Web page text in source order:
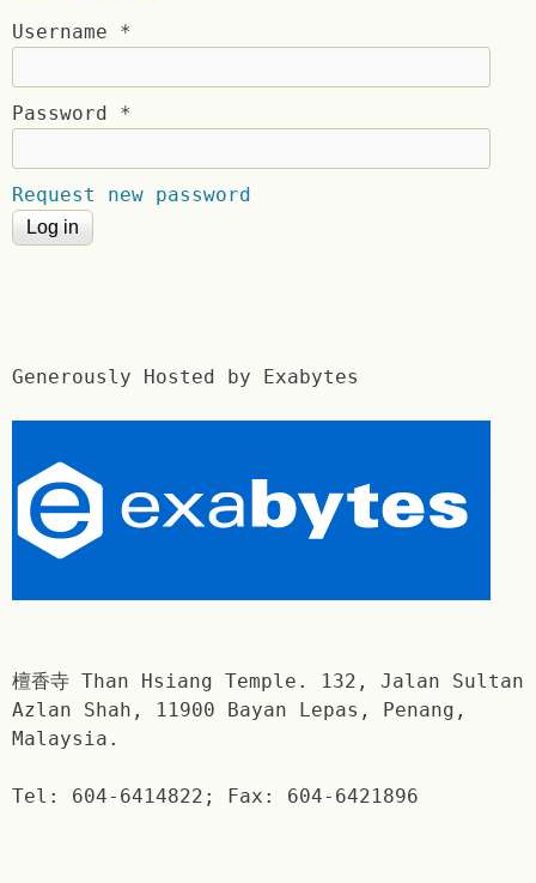
Username *
Password *
Request new password
Generously Hosted by Exabytes
檀香寺 Than Hsiang Temple. 132, Jalan Sultan
Azlan Shah, 11900 Bayan Lepas, Penang,
Malaysia.
Tel: 604-6414822; Fax: 604-6421896